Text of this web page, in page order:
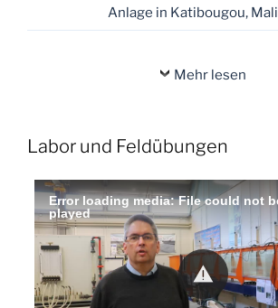
Anlage in Katibougou, Mali
Mehr lesen
Labor und Feldübungen